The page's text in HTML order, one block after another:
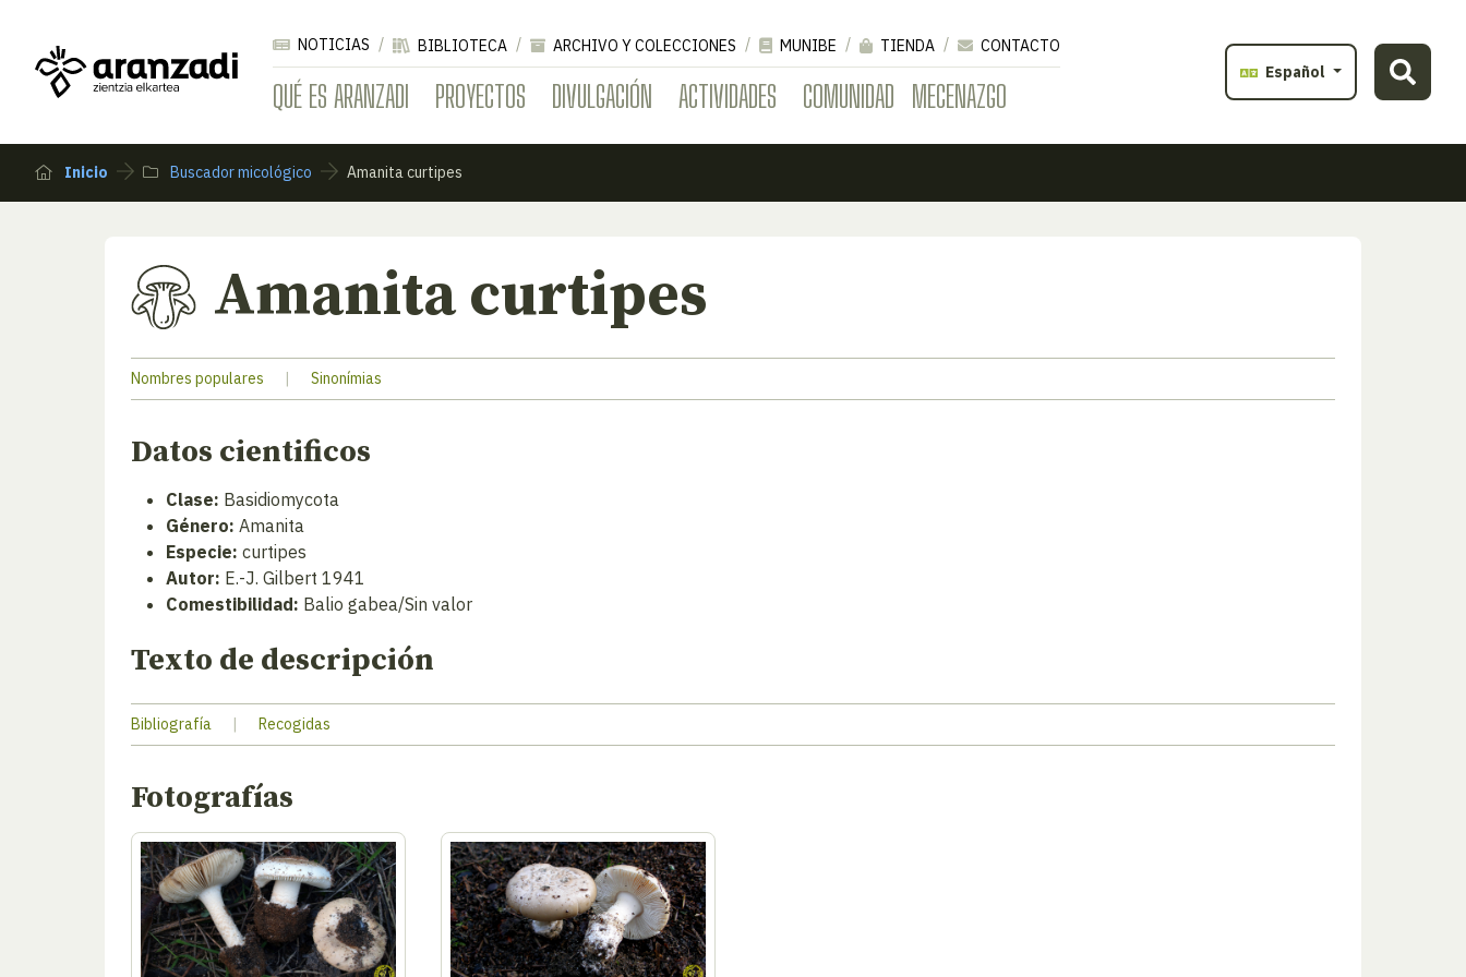
QUÉ ES ARANZADI PROYECTOS DIVULGACIÓN ACTIVIDADES COMUNIDAD MECENAZGO
NOTICIAS BIBLIOTECA ARCHIVO Y COLECCIONES MUNIBE TIENDA
CONTACTO
Español
Inicio Buscador micológico Amanita curtipes
Amanita curtipes
Nombres populares | Sinonímias
Datos cientificos
Clase: Basidiomycota
Género: Amanita
Especie: curtipes
Autor: E.-J. Gilbert 1941
Comestibilidad: Balio gabea/Sin valor
Texto de descripción
Bibliografía | Recogidas
Fotografías